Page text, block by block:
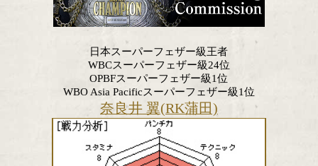
日本Sフェザー級タイトルマッチ10
日本スーパーフェザー級王者